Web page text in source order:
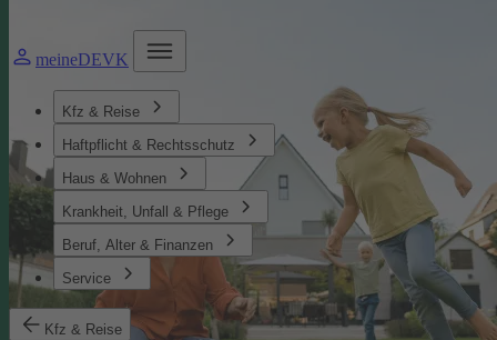
meineDEVK
Kfz & Reise
Haftpflicht & Rechtsschutz
Haus & Wohnen
Krankheit, Unfall & Pflege
Beruf, Alter & Finanzen
Service
Kfz & Reise